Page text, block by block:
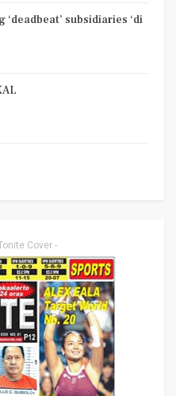
‘deadbeat’ subsidiaries ‘di
Cover -